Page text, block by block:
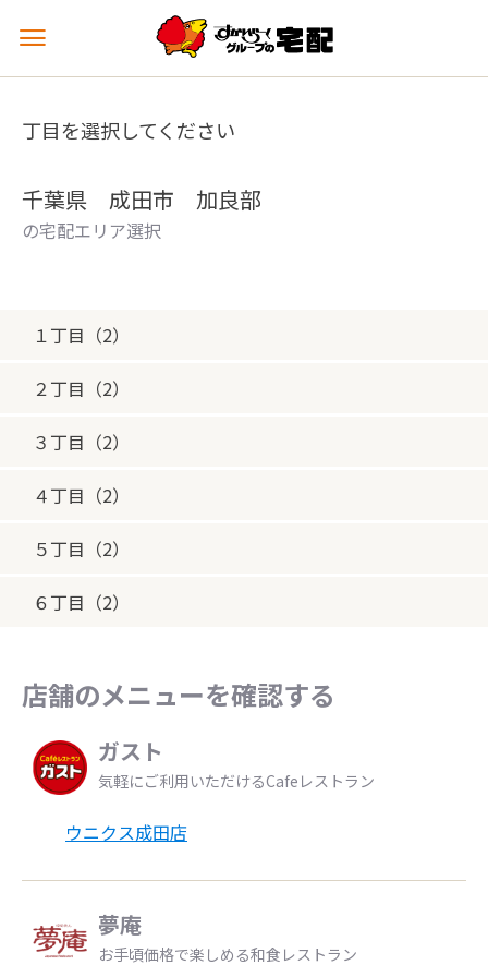
メ
ュ
を
丁目を選択してください
千葉県 成田市 加良部
の宅配エリア選択
１丁目（2）
２丁目（2）
３丁目（2）
４丁目（2）
５丁目（2）
６丁目（2）
店舗のメニューを確認する
ガスト
気軽にご利用いただけるCafeレストラン
ウニクス成田店
夢庵
お手頃価格で楽しめる和食レストラン